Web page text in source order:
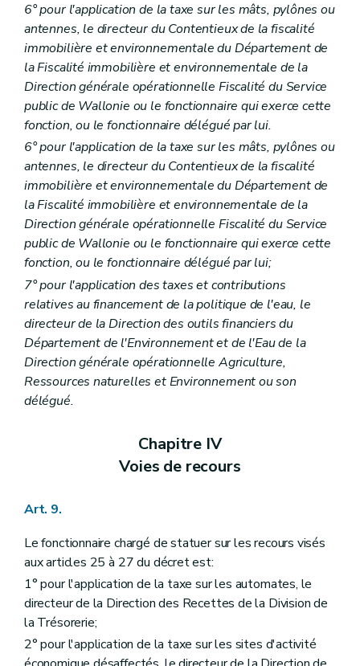
6° pour l'application de la taxe sur les mâts, pylônes ou
antennes, le directeur du Contentieux de la fiscalité
immobilière et environnementale du Département de
la Fiscalité immobilière et environnementale de la
Direction générale opérationnelle Fiscalité du Service
public de Wallonie ou le fonctionnaire qui exerce cette
fonction, ou le fonctionnaire délégué par lui.
6° pour l'application de la taxe sur les mâts, pylônes ou
antennes, le directeur du Contentieux de la fiscalité
immobilière et environnementale du Département de
la Fiscalité immobilière et environnementale de la
Direction générale opérationnelle Fiscalité du Service
public de Wallonie ou le fonctionnaire qui exerce cette
fonction, ou le fonctionnaire délégué par lui;
7° pour l'application des taxes et contributions
relatives au financement de la politique de l'eau, le
directeur de la Direction des outils financiers du
Département de l'Environnement et de l'Eau de la
Direction générale opérationnelle Agriculture,
Ressources naturelles et Environnement ou son
délégué.
Chapitre IV
Voies de recours
Art. 9.
Le fonctionnaire chargé de statuer sur les recours visés
aux articles 25 à 27 du décret est:
1° pour l'application de la taxe sur les automates, le
directeur de la Direction des Recettes de la Division de
la Trésorerie;
2° pour l'application de la taxe sur les sites d'activité